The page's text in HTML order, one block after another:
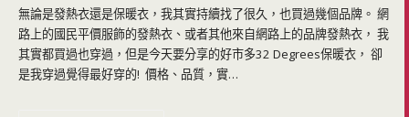
無論是發熱衣還是保暖衣，我其實持續找了很久，也買過幾個品牌。 網
路上的國民平價服飾的發熱衣、或者其他來自網路上的品牌發熱衣， 我
其實都買過也穿過，但是今天要分享的好市多32 Degrees保暖衣， 卻
是我穿過覺得最好穿的! 價格、品質，實…